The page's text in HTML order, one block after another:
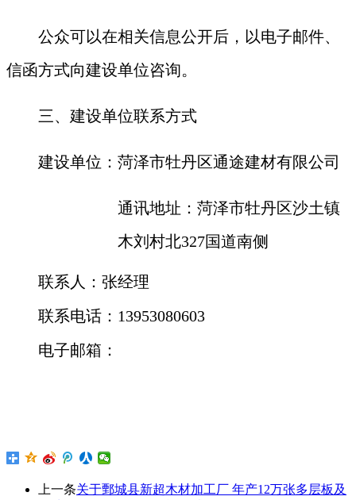
公众可以在相关信息公开后，以电子邮件、
信函方式向建设单位咨询。
三、建设单位联系方式
建设单位： 菏泽市牡丹区通途建材有限公司
通讯地址： 菏泽市牡丹区沙土镇
木刘村北327国道南侧
联系人： 张经理
联系电话： 13953080603
电子邮箱：
上一条关于鄄城县新超木材加工厂 年产12万张多层板及